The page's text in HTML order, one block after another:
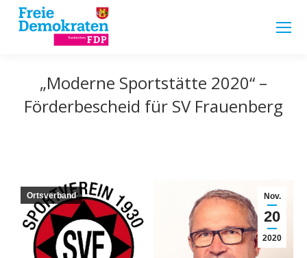
„Moderne Sportstätte 2020“ –
Förderbescheid für SV Frauenberg
Nov.
20
2020
Ortsverband